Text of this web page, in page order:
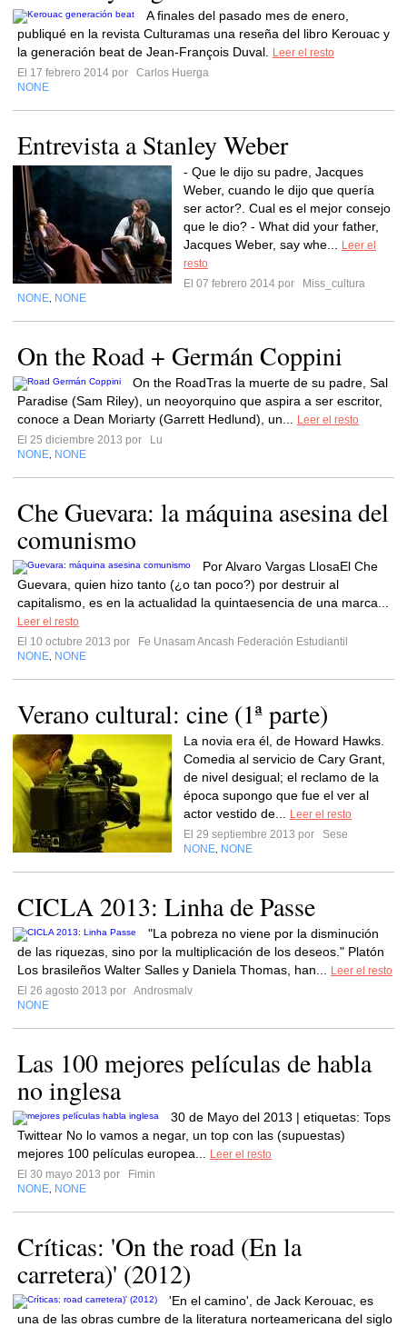
A finales del pasado mes de enero,
publiqué en la revista Culturamas una reseña del libro Kerouac y
la generación beat de Jean-François Duval.
Leer el resto
El 17 febrero 2014 por
Carlos Huerga
NONE
Entrevista a Stanley Weber
- Que le dijo su padre, Jacques
Weber, cuando le dijo que quería
ser actor?. Cual es el mejor consejo
que le dio? - What did your father,
Jacques Weber, say whe...
Leer el
resto
El 07 febrero 2014 por
Miss_cultura
NONE NONE
On the Road + Germán Coppini
On the RoadTras la muerte de su padre, Sal
Paradise (Sam Riley), un neoyorquino que aspira a ser escritor,
conoce a Dean Moriarty (Garrett Hedlund), un...
Leer el resto
El 25 diciembre 2013 por
Lu
NONE NONE
Che Guevara: la máquina asesina del
comunismo
Por Alvaro Vargas LlosaEl Che
Guevara, quien hizo tanto (¿o tan poco?) por destruir al
capitalismo, es en la actualidad la quintaesencia de una marca...
Leer el resto
El 10 octubre 2013 por
Fe Unasam Ancash Federación Estudiantil
NONE NONE
Verano cultural: cine (1ª parte)
La novia era él, de Howard Hawks.
Comedia al servicio de Cary Grant,
de nivel desigual; el reclamo de la
época supongo que fue el ver al
actor vestido de...
Leer el resto
El 29 septiembre 2013 por
Sese
NONE NONE
CICLA 2013: Linha de Passe
"La pobreza no viene por la disminución
de las riquezas, sino por la multiplicación de los deseos." Platón
Los brasileños Walter Salles y Daniela Thomas, han...
Leer el resto
El 26 agosto 2013 por Androsmalv
NONE
Las 100 mejores películas de habla
no inglesa
30 de Mayo del 2013 | etiquetas: Tops
Twittear No lo vamos a negar, un top con las (supuestas)
mejores 100 películas europea...
Leer el resto
El 30 mayo 2013 por
Fimin
NONE NONE
Críticas: 'On the road (En la
carretera)' (2012)
'En el camino', de Jack Kerouac, es
una de las obras cumbre de la literatura norteamericana del siglo